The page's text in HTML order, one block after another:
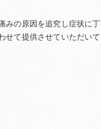
みの原因を追究し症状に
て提供させていただいて